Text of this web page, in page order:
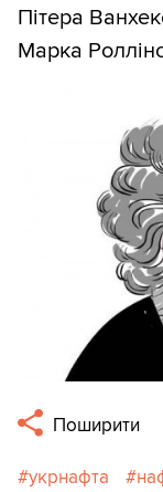
Пітера
Марка
Поширити
укрнафта